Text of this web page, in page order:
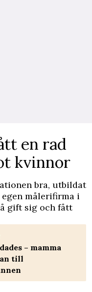
en rad
kvinnor
bra, utbildat
målerifirma i
gift sig och fått
– mamma
till